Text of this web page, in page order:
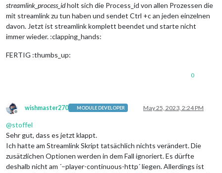
streamlink_process_idholt sich die Process_id von allen Prozessen die
mit streamlink zu tun haben und sendet Ctrl +c an jeden einzelnen
davon. Jetzt ist streamlink komplett beendet und starte nicht
immer wieder. :clapping_hands:
FERTIG :thumbs_up:
0
Offline
wishmaster270 MODULE DEVELOPER May 25, 2023, 2:24 PM
@stoffel
Sehr gut, dass es jetzt klappt.
Ich hatte am Streamlink Skript tatsächlich nichts verändert. Die
zusätzlichen Optionen werden in dem Fall ignoriert. Es dürfte
deshalb nicht am ´–player-continuous-http´ liegen. Allerdings ist